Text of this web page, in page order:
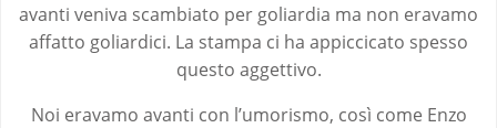
avanti veniva scambiato per goliardia ma non eravamo
affatto goliardici. La stampa ci ha appiccicato spesso
questo aggettivo.
Noi eravamo avanti con l’umorismo, così come Enzo